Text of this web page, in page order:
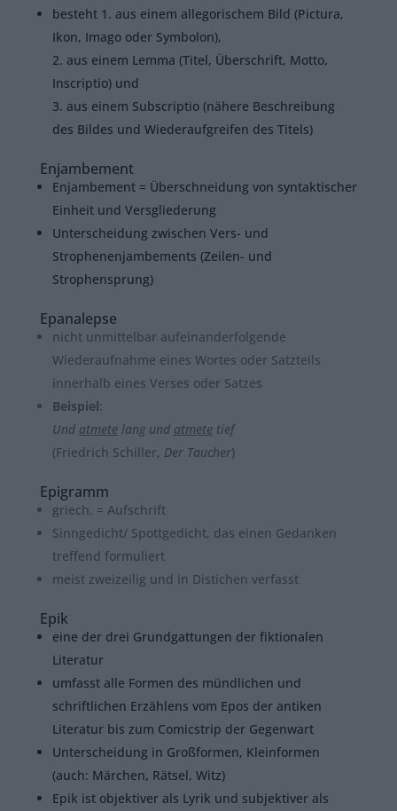
besteht 1. aus einem allegorischem Bild (Pictura,
Ikon, Imago oder Symbolon),
2. aus einem Lemma (Titel, Überschrift, Motto,
Inscriptio) und
3. aus einem Subscriptio (nähere Beschreibung
des Bildes und Wiederaufgreifen des Titels)
Enjambement
Enjambement = Überschneidung von syntaktischer
Einheit und Versgliederung
Unterscheidung zwischen Vers- und
Strophenenjambements (Zeilen- und
Strophensprung)
Epanalepse
nicht unmittelbar aufeinanderfolgende
Wiederaufnahme eines Wortes oder Satzteils
innerhalb eines Verses oder Satzes
Beispiel:
Und atmetelang und atmetetief
(Friedrich Schiller, Der Taucher)
Epigramm
griech. = Aufschrift
Sinngedicht/ Spottgedicht, das einen Gedanken
treffend formuliert
meist zweizeilig und in Distichen verfasst
Epik
eine der drei Grundgattungen der fiktionalen
Literatur
umfasst alle Formen des mündlichen und
schriftlichen Erzählens vom Epos der antiken
Literatur bis zum Comicstrip der Gegenwart
Unterscheidung in Großformen, Kleinformen
(auch: Märchen, Rätsel, Witz)
Epik ist objektiver als Lyrik und subjektiver als